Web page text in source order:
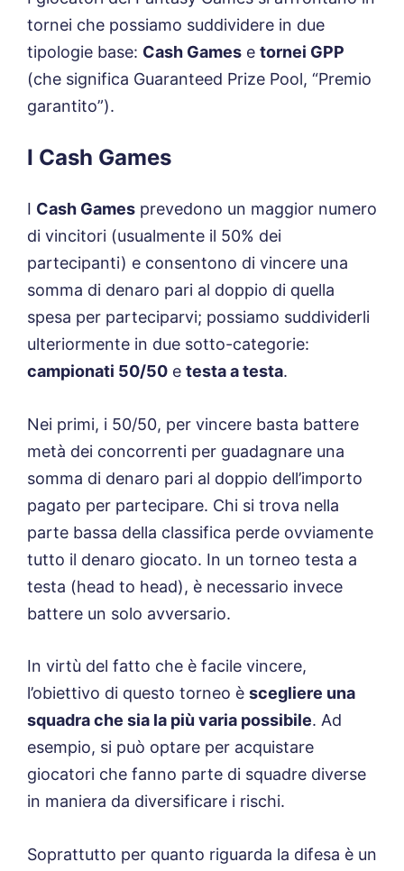
tornei che possiamo suddividere in due
tipologie base: Cash Games e tornei GPP
(che significa Guaranteed Prize Pool, “Premio
garantito”).
I Cash Games
I Cash Games prevedono un maggior numero
di vincitori (usualmente il 50% dei
partecipanti) e consentono di vincere una
somma di denaro pari al doppio di quella
spesa per parteciparvi; possiamo suddividerli
ulteriormente in due sotto-categorie:
campionati 50/50 e testa a testa.
Nei primi, i 50/50, per vincere basta battere
metà dei concorrenti per guadagnare una
somma di denaro pari al doppio dell’importo
pagato per partecipare. Chi si trova nella
parte bassa della classifica perde ovviamente
tutto il denaro giocato. In un torneo testa a
testa (head to head), è necessario invece
battere un solo avversario.
In virtù del fatto che è facile vincere,
l’obiettivo di questo torneo è scegliere una
squadra che sia la più varia possibile. Ad
esempio, si può optare per acquistare
giocatori che fanno parte di squadre diverse
in maniera da diversificare i rischi.
Soprattutto per quanto riguarda la difesa è un